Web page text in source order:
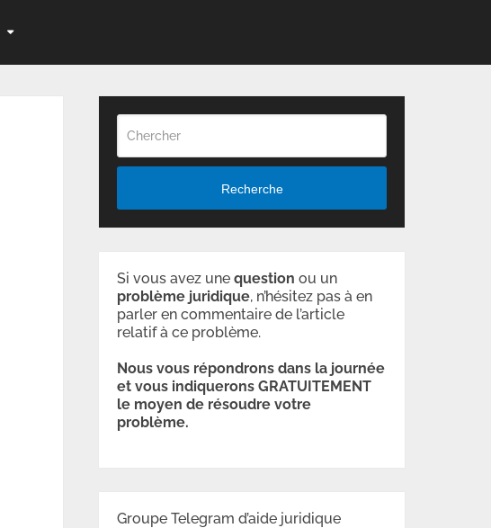
Recherche
Si vous avez unequestion ou un
problème juridique, n’hésitez pas à en
parler en commentaire de l’article
relatif à ce problème.
Nous vous répondrons dans la journée
et vous indiquerons GRATUITEMENT
le moyen de résoudre votre
problème.
Groupe Telegram d’aide juridique